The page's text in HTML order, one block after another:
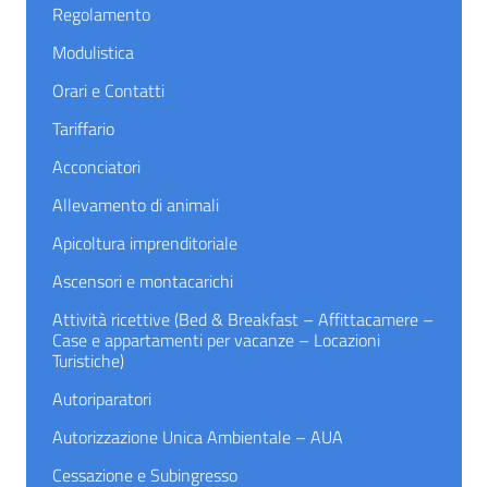
Regolamento
Modulistica
Orari e Contatti
Tariffario
Acconciatori
Allevamento di animali
Apicoltura imprenditoriale
Ascensori e montacarichi
Attività ricettive (Bed & Breakfast – Affittacamere –
Case e appartamenti per vacanze – Locazioni
Turistiche)
Autoriparatori
Autorizzazione Unica Ambientale – AUA
Cessazione e Subingresso